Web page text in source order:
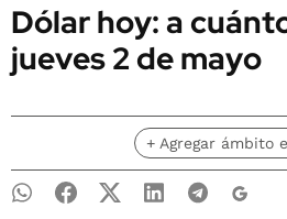
Dólar hoy: a
jueves 2 de mayo
+ Agregar ámbito